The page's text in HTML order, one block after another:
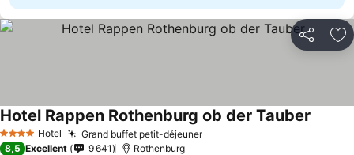
Partager
4 Étoiles Hotel Grand buffet petit-déjeunerConsulter les prix
Hotel Rappen Rothenburg ob der Tauber
8,5 Excellent 9 641 Rothenburg